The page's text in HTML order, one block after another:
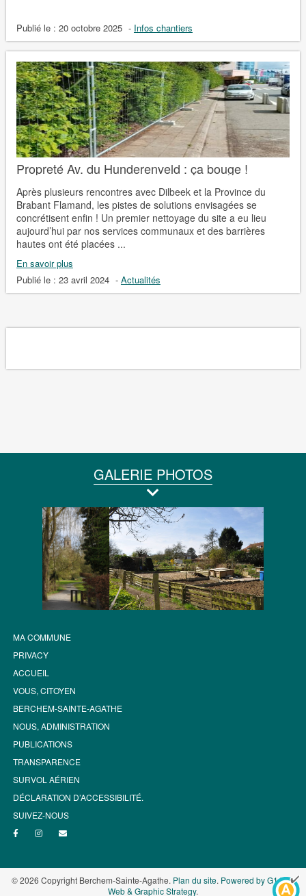
Publié le : 20 octobre 2025 - Infos chantiers
Propreté Av. du Hunderenveld : ça bouge !
Après plusieurs rencontres avec Dilbeek et la Province du
Brabant Flamand, les pistes de solutions envisagées se
concrétisent enfin ! Un premier nettoyage du site a eu lieu
aujourd’hui par nos services communaux et des barrières
hautes ont été placées ...
En savoir plus
Publié le : 23 avril 2024 - Actualités
GALERIE PHOTOS
MA COMMUNE
PRIVACY
ACCUEIL
VOUS, CITOYEN
BERCHEM-SAINTE-AGATHE
NOUS, ADMINISTRATION
PUBLICATIONS
TRANSPARENCE
SURVOL AÉRIEN
DÉCLARATION D’ACCESSIBILITÉ.
SUIVEZ-NOUS
© 2026 Copyright Berchem-Sainte-Agathe. Plan du site. Powered by G1.be -
Web & Graphic Strategy.